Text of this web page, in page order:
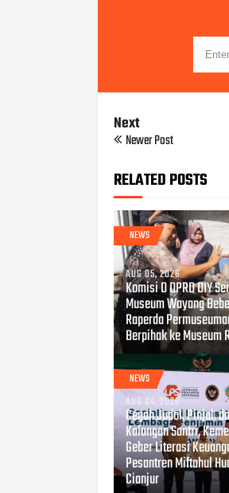
Next
Newer Post
RELATED POSTS
NEWS
AUG 05, 2026
Komisi D DPRD DIY
Museum Wayang
Raperda
Berpihak ke Museum
NEWS
AUG 04, 2026
Cegah Judol, Pinjol,
Kalangan Santri,
Geber Literasi
Pesantren Miftahul
Cianjur